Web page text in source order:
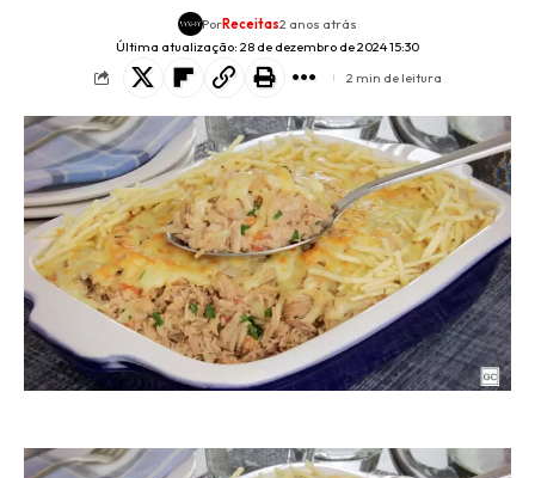
Última atualização: 28 de dezembro de 2024 15:30
PorReceitas2 anos atrás
2 min de leitura